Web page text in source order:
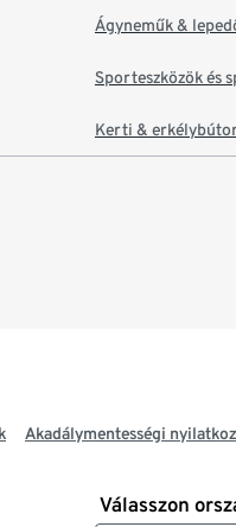
Ágyneműk &
Sporteszközök és
Kerti &
Akadálymentességi
Válasszon